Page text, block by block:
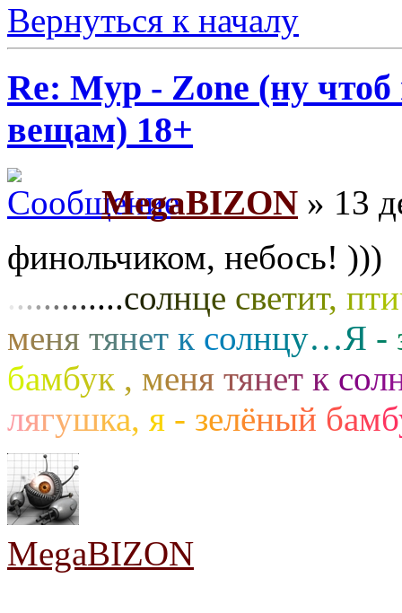
Вернуться к началу
Re: Myp - Zone (ну
вещам) 18+
MegaBIZON » 13
финольчиком, небось! )))
............солнце светит, пти
меня тянет к солнцу…Я -
бамбук , меня тянет к сол
лягушка, я - зелёный бамб
MegaBIZON